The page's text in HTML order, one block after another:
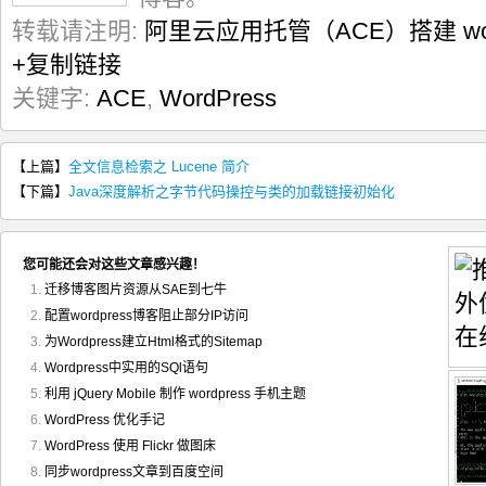
转载请注明: 阿里云应用托管（ACE）搭建
+复制链接
关键字: ACE, WordPress
【上篇】 全文信息检索之 Lucene 简介
【下篇】 Java深度解析之字节代码操控与类的加载链接初始化
您可能还会对这些文章感兴趣！
迁移博客图片资源从SAE到七牛
配置wordpress博客阻止部分IP访问
为Wordpress建立Html格式的Sitemap
Wordpress中实用的SQl语句
利用 jQuery Mobile 制作 wordpress 手机主题
WordPress 优化手记
WordPress 使用 Flickr 做图床
同步wordpress文章到百度空间